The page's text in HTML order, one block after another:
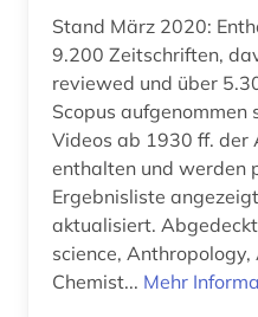
bauschaden (1)
bautechnik (2)
bauwerk (1)
bauwesen (3)
bauwirtschaft (2)
Italien (2)
Japan (1)
Jugoslawien (2)
Kanada (6)
Kroatien (2)
Lettland (3)
Stand März 2020:
9.200 Zeitschriften,
reviewed und über
Scopus aufgenommen
Videos ab 1930 ff. der
enthalten und werden
Ergebnisliste
aktualisiert. Abgedeckte Disziplinen: Animal
science,
Chemist... Mehr